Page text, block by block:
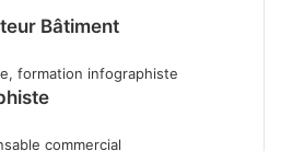
Bâtiment